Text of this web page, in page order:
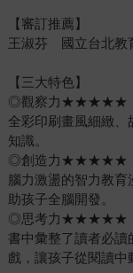
【審訂推薦】
王淑芬 國立台北教
【三大特色】
◎觀察力★★★★★
全彩印刷畫風細緻
知識。
◎創造力★★★★★
腦力激盪的智力教
助孩子全腦開發。
◎思考力★★★★★
書中彙整了讀者必
戲，讓孩子從閱讀中